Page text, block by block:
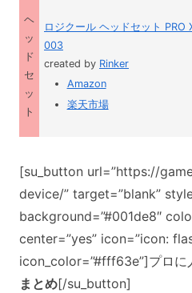
ヘ
ッ
ド
セ
ッ
ト
ロジクール ヘッドセット
003
created by Rinker
Amazon
楽天市場
[su_button url=”https://
device/” target=”blank”
background=”#001de8″
center=”yes” icon=”icon:
icon_color=”#fff63e”]プロに
まとめ[/su_button]